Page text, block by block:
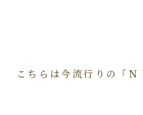
こちらは今流行りの「Ｎ